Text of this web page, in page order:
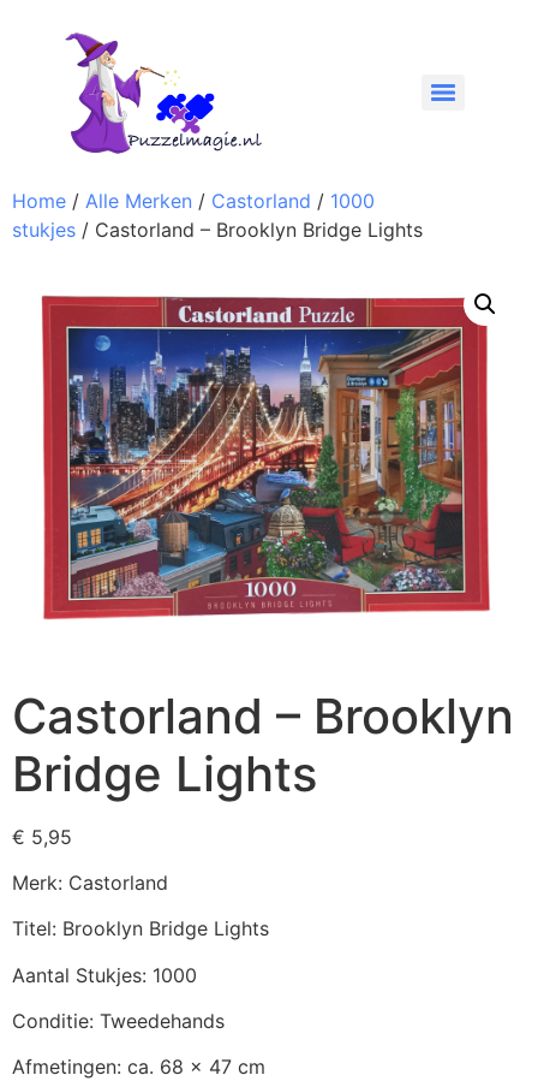
Home / Alle Merken / Castorland / 1000
stukjes / Castorland – Brooklyn Bridge Lights
Castorland – Brooklyn
Bridge Lights
€ 5,95
Merk: Castorland
Titel: Brooklyn Bridge Lights
Aantal Stukjes: 1000
Conditie: Tweedehands
Afmetingen: ca. 68 x 47 cm